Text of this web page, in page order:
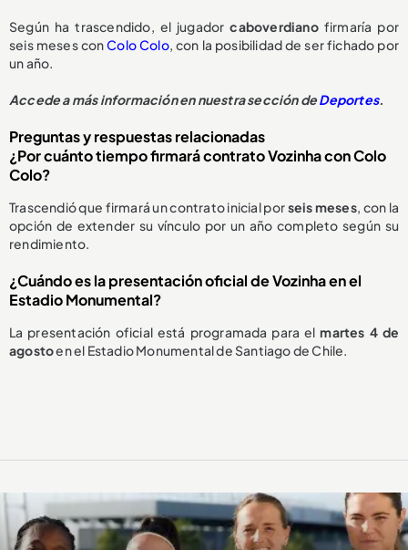
Según ha trascendido, el jugadorcaboverdianofirmaría por
seis meses conColo Colo, con la posibilidad de ser fichado por
un año.
Accede a más información en nuestra sección deDeportes.
Preguntas y respuestas relacionadas
¿Por cuánto tiempo firmará contrato Vozinha con Colo
Colo?
Trascendió que firmará un contrato inicial porseis meses, con la
opción de extender su vínculo por un año completo según su
rendimiento.
¿Cuándo es la presentación oficial de Vozinha en el
Estadio Monumental?
La presentación oficial está programada para elmartes 4 de
agostoen el Estadio Monumental de Santiago de Chile.